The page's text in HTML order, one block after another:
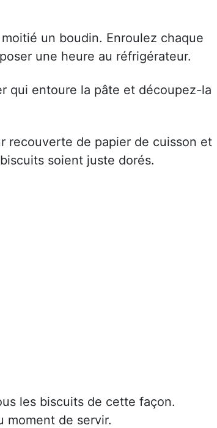
un boudin. Enroulez chaque
une heure au réfrigérateur.
qui entoure la pâte et découpez-la
recouverte de papier de cuisson et
soient juste dorés.
les biscuits de cette façon.
moment de servir.